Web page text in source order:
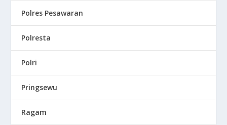
Polres Pesawaran
Polresta
Polri
Pringsewu
Ragam